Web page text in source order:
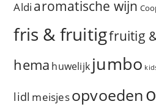
Aldi aromatische wijn
fris & fruitigfruitig
hema huwelijk jumbo
lidl meisjesopvoeden